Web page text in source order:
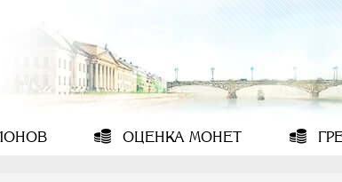
ОЦЕНКА МОНЕТ